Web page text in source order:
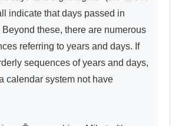
indicate that days passed in
these, there are numerous
referring to years and days. If
sequences of years and days,
calendar system not have